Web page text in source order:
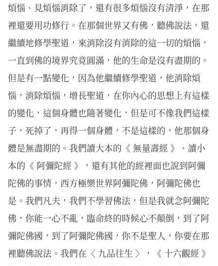
煩惱、見煩惱消除了，還有很多煩惱沒有清淨，在那
裡還要用功修行。在那個世界又有佛，聽佛說法，還
繼續地修學聖道，來消除沒有消除的這一切的煩惱，
一直到佛的境界究竟圓滿，他的生命是沒有盡期的。
但是有一點變化，因為他繼續修學聖道，他消除煩
惱，消除煩惱，增長聖道，在你內心的思想上有這樣
的變化，這個身體也隨著變化，但是可不像我們這樣
子，死掉了，再得一個身體，不是這樣的，他那個身
體是無盡期的。我們讀大本的《 無量壽經 》、讀小
本的《 阿彌陀經 》，還有其他的經裡面也說到阿彌
陀佛的事情，西方極樂世界阿彌陀佛，阿彌陀佛也
是。我們凡夫，我們不學習佛法，但是我就念阿彌陀
佛，你能一心不亂，臨命終的時候心不顛倒，到了阿
彌陀佛國，到了阿彌陀佛國，你不是聖人，你要在那
裡聽佛說法。我們在〈 九品往生 〉，《 十六觀經 》